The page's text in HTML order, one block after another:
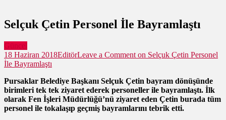
Selçuk Çetin Personel İle Bayramlaştı
Güncel
18 Haziran 2018EditörLeave a Comment on Selçuk Çetin Personel
İle Bayramlaştı
Pursaklar Belediye Başkanı Selçuk Çetin bayram dönüşünde
birimleri tek tek ziyaret ederek personeller ile bayramlaştı. İlk
olarak Fen İşleri Müdürlüğü’nü ziyaret eden Çetin burada tüm
personel ile tokalaşıp geçmiş bayramlarını tebrik etti.